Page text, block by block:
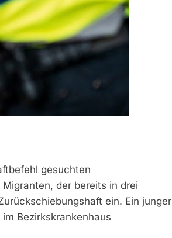
gesuchten
der bereits in drei
ein. Ein junger
Bezirkskrankenhaus